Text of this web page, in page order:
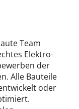
Team
Elektro-
der
Alle Bauteile
oder